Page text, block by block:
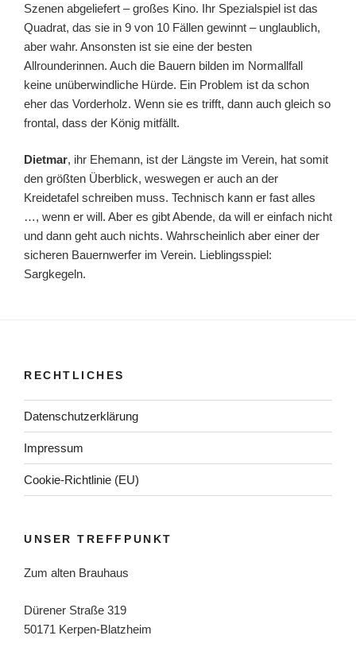
Szenen abgeliefert – großes Kino. Ihr Spezialspiel ist das
Quadrat, das sie in 9 von 10 Fällen gewinnt – unglaublich,
aber wahr. Ansonsten ist sie eine der besten
Allrounderinnen. Auch die Bauern bilden im Normallfall
keine unüberwindliche Hürde. Ein Problem ist da schon
eher das Vorderholz. Wenn sie es trifft, dann auch gleich so
frontal, dass der König mitfällt.
Dietmar, ihr Ehemann, ist der Längste im Verein, hat somit
den größten Überblick, weswegen er auch an der
Kreidetafel schreiben muss. Technisch kann er fast alles
…, wenn er will. Aber es gibt Abende, da will er einfach nicht
und dann geht auch nichts. Wahrscheinlich aber einer der
sicheren Bauernwerfer im Verein. Lieblingsspiel:
Sargkegeln.
RECHTLICHES
Datenschutzerklärung
Impressum
Cookie-Richtlinie (EU)
UNSER TREFFPUNKT
Zum alten Brauhaus
Dürener Straße 319
50171 Kerpen-Blatzheim